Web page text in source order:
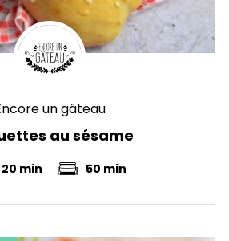
un gâteau
au sésame
20 min 50 min